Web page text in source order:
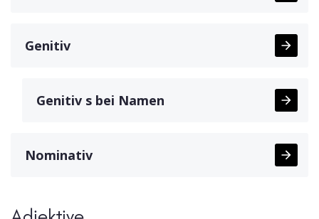
Genitiv
Genitiv s bei Namen
Nominativ